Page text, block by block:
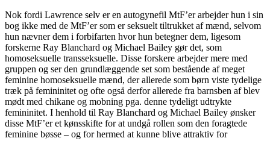
Nok fordi Lawrence selv er en autogynefil MtF’er arbejder hun i sin
bog ikke med de MtF’er som er seksuelt tiltrukket af mænd, selvom
hun nævner dem i forbifarten hvor hun betegner dem, ligesom
forskerne Ray Blanchard og Michael Bailey gør det, som
homoseksuelle transseksuelle. Disse forskere arbejder mere med
gruppen og ser den grundlæggende set som bestående af meget
feminine homoseksuelle mænd, der allerede som børn viste tydelige
træk på femininitet og ofte også derfor allerede fra barnsben af blev
mødt med chikane og mobning pga. denne tydeligt udtrykte
femininitet. I henhold til Ray Blanchard og Michael Bailey ønsker
disse MtF’er et kønsskifte for at undgå rollen som den foragtede
feminine bøsse – og for hermed at kunne blive attraktiv for